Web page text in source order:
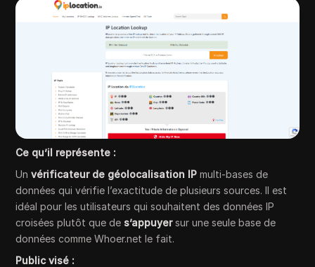
Ce qu’il représente :
Unvérificateur de géolocalisation IP multi-bases de
données qui vérifie l’exactitude de plusieurs sources. Il est
idéal pour les utilisateurs qui souhaitent des données IP
croisées plutôt que de s’appuyersur une seule base de
données comme Whoer.net le fait.
Public visé :